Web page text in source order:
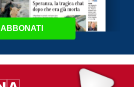
ABBONATI